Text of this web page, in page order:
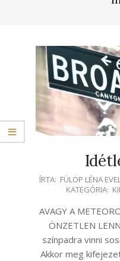
2022-
11
ÍRTA: FÜLÖP LÉNA
KATEGÓRIA:
AVAGY A
ÖNZETLEN
színpadra vinni
Akkor meg